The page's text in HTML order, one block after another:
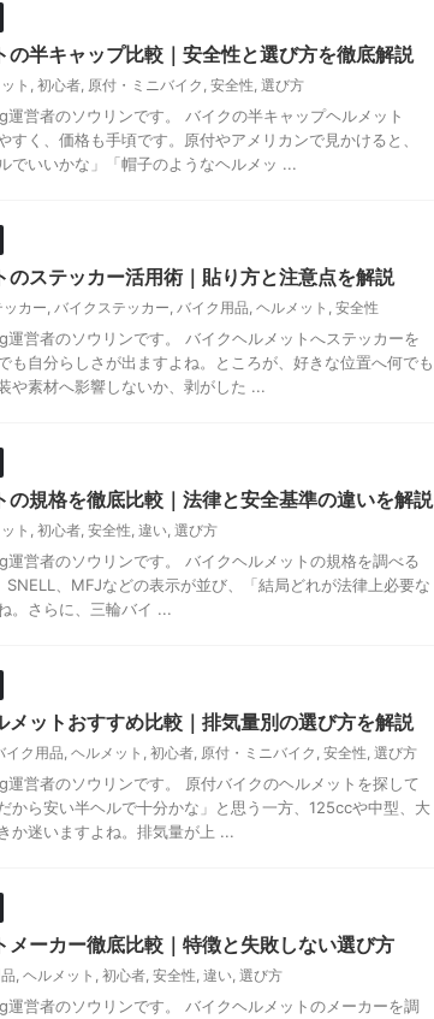
の半キャップ比較｜安全性と選び方を徹底解説
ト , 初心者, 原付・ミニバイク , 安全性, 選び方
運営者のソウリンです。 バイクの半キャップヘルメット
すく、価格も手頃です。原付やアメリカンで見かけると、
でいいかな」「帽子のようなヘルメッ ...
のステッカー活用術｜貼り方と注意点を解説
ッカー, バイクステッカー, バイク用品, ヘルメット , 安全性
運営者のソウリンです。 バイクヘルメットへステッカーを
も自分らしさが出ますよね。ところが、好きな位置へ何でも
や素材へ影響しないか、剥がした ...
の規格を徹底比較｜法律と安全基準の違いを解説
ト , 初心者, 安全性, 違い, 選び方
運営者のソウリンです。 バイクヘルメットの規格を調べる
SNELL、MFJなどの表示が並び、「結局どれが法律上必要な
。さらに、三輪バイ ...
メットおすすめ比較｜排気量別の選び方を解説
イク用品, ヘルメット , 初心者, 原付・ミニバイク , 安全性, 選び方
運営者のソウリンです。 原付バイクのヘルメットを探して
から安い半ヘルで十分かな」と思う一方、125ccや中型、大
か迷いますよね。排気量が上 ...
メーカー徹底比較｜特徴と失敗しない選び方
, ヘルメット , 初心者, 安全性, 違い, 選び方
運営者のソウリンです。 バイクヘルメットのメーカーを調